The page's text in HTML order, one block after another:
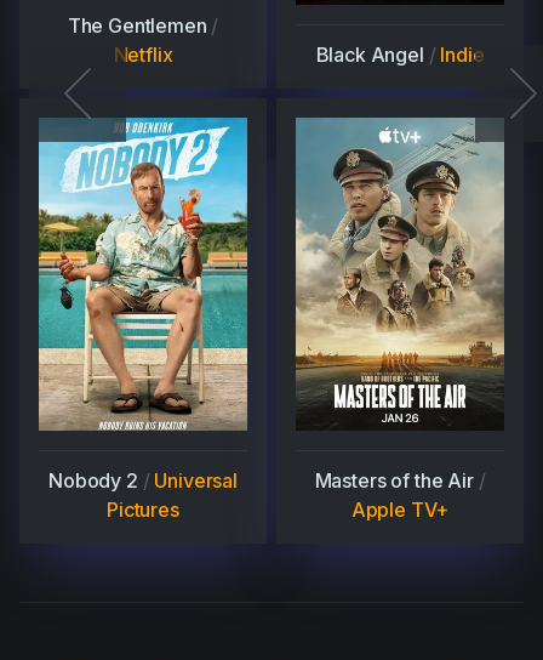
The Gentlemen /
Netflix
Black Angel / Indie
Nobody 2 / Universal
Pictures
Masters of the Air/
Apple TV+